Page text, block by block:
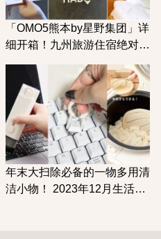
「OMO5熊本by星野集团」详
细开箱！九州旅游住宿绝对不
年末大扫除必备的一物多用清
洁小物！ 2023年12月生活杂